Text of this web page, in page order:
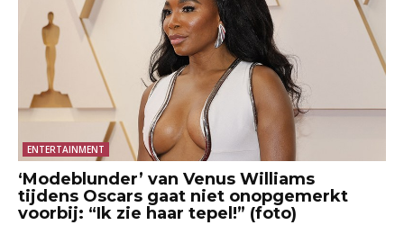
ENTERTAINMENT
‘Modeblunder’ van Venus Williams
tijdens Oscars gaat niet onopgemerkt
voorbij: “Ik zie haar tepel!” (foto)